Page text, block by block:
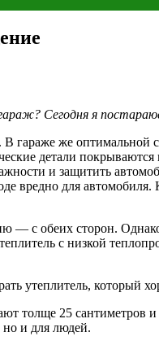
Сегодня я
же оптимальной
детали
и защитить
вредно для
— с обеих сторон.
с низкой
утеплитель, который
толще 25 сантиметров
но и для людей.